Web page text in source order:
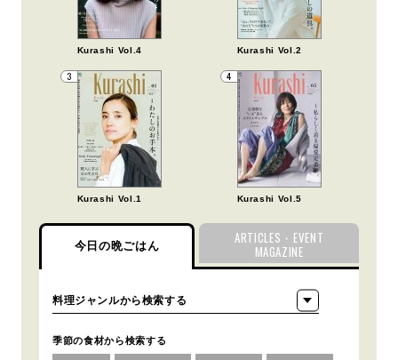
Kurashi Vol.4 Kurashi Vol.2
3
Kurashi Vol.1
4
Kurashi Vol.5
今日の晩ごはん
ARTICLES・EVENT
MAGAZINE
季節の食材から検索する